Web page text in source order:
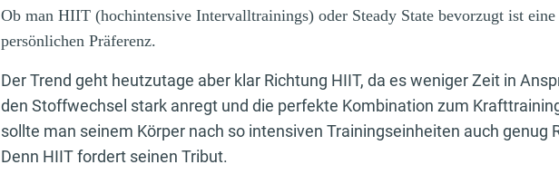
Ob man HIIT (hochintensive Intervalltrainings) oder Steady State bevorzugt ist eine
persönlichen Präferenz.
Der Trend geht heutzutage aber klar Richtung HIIT, da es weniger Zeit in
den Stoffwechsel stark anregt und die perfekte Kombination zum
sollte man seinem Körper nach so intensiven Trainingseinheiten auch genug
Denn HIIT fordert seinen Tribut.